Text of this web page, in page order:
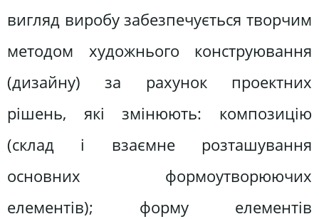
вигляд виробу забезпечується творчим
методом художнього конструювання
(дизайну) за рахунок проектних
рішень, які змінюють: композицію
(склад і взаємне розташування
основних формоутворюючих
елементів); форму елементів